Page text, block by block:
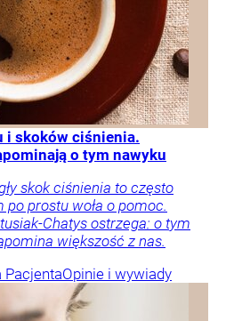
i skoków ciśnienia.
o tym nawyku
skok ciśnienia to często
po prostu woła o pomoc.
Chatys ostrzega: o tym
większość z nas.
PacjentaOpinie i wywiady